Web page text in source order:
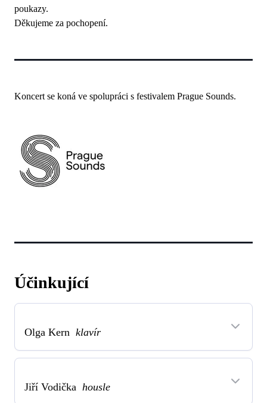
poukazy.
Děkujeme za pochopení.
Koncert se koná ve spolupráci s festivalem Prague Sounds.
Účinkující
Olga Kern klavír
Jiří Vodička housle